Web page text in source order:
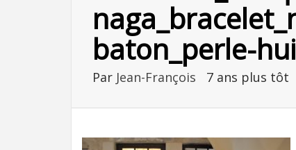
baton_perle-
Par Jean-François 7 ans plus tôt